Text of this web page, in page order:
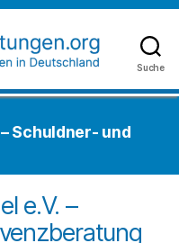
Suche
Schuldner- und
e.V. –